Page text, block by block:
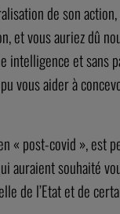
de son
vous auriez dû
et sans
vous aider à
« post-covid », est
auraient souhaité
de l’Etat et de